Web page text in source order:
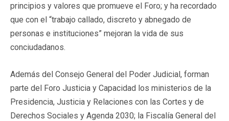
principios y valores que promueve el Foro; y ha recordado
que con el “trabajo callado, discreto y abnegado de
personas e instituciones” mejoran la vida de sus
conciudadanos.
Además del Consejo General del Poder Judicial, forman
parte del Foro Justicia y Capacidad los ministerios de la
Presidencia, Justicia y Relaciones con las Cortes y de
Derechos Sociales y Agenda 2030; la Fiscalía General del